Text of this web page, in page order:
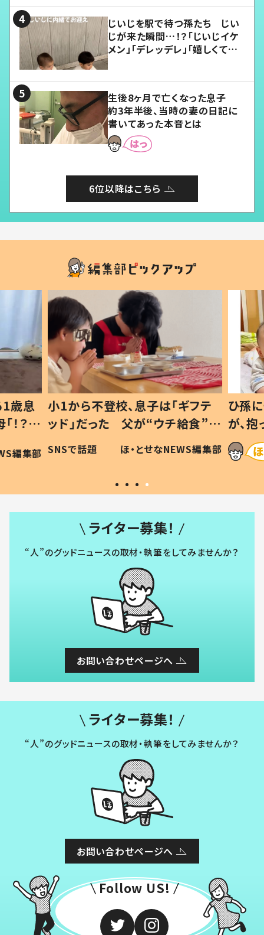
じいじを駅で待つ孫たち じい
じが来た瞬間…！？「じいじイケ
メン」「デレッデレ」「嬉しくて可
生後8ヶ月で亡くなった息子
約3年半後、当時の妻の日記に
書いてあった本音とは
6位以降はこちら
歳息
？」
編集部
小1から不登校、息子は「ギフテ
ッド」だった 父が“ウチ給食”を
作り続ける理由とは #令和の親
#令和の子
SNSで話題 ほ・とせなNEWS編集部
ひ孫
が、
「涙
い」
ライター募集！
“人”のグッドニュースの取材・執筆をしてみませんか？
お問い合わせページへ
ライター募集！
“人”のグッドニュースの取材・執筆をしてみませんか？
お問い合わせページへ
Follow US!